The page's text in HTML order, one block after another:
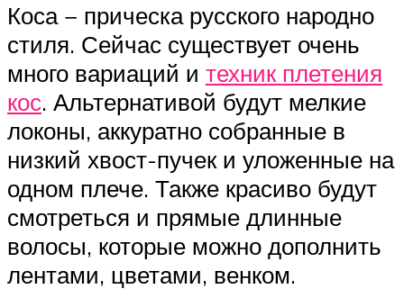
Коса − прическа русского народно
стиля. Сейчас существует очень
много вариаций и техник плетения
кос. Альтернативой будут мелкие
локоны, аккуратно собранные в
низкий хвост-пучек и уложенные на
одном плече. Также красиво будут
смотреться и прямые длинные
волосы, которые можно дополнить
лентами, цветами, венком.